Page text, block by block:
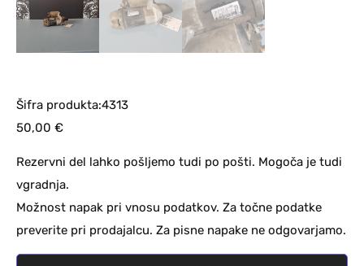
Šifra produkta:4313
50,00 €
Rezervni del lahko pošljemo tudi po pošti. Mogoča je tudi
vgradnja.
Možnost napak pri vnosu podatkov. Za točne podatke
preverite pri prodajalcu. Za pisne napake ne odgovarjamo.